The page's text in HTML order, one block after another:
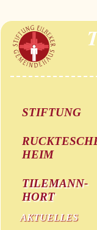
STIFTUNG
HEIM
TILEMANN-
HORT
AKTUELLES